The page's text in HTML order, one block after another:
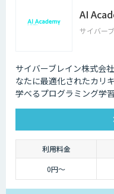
AI
サイバー
サイバーブレイン株式会
なたに最適化されたカリ
学べるプログラミング学
利用料金
0円～